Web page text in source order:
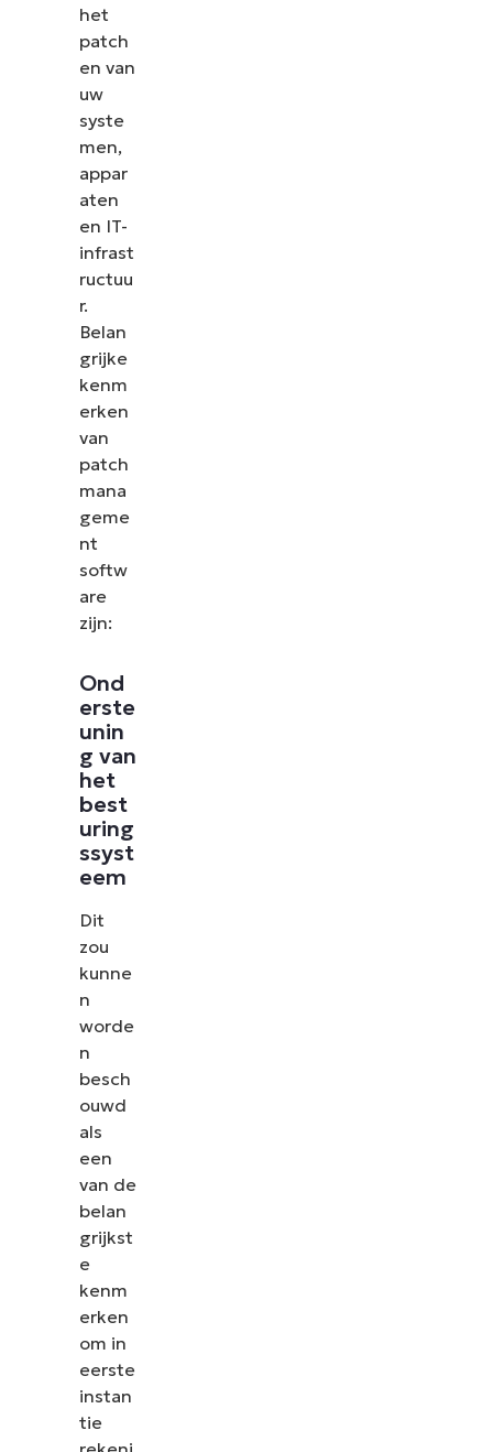
het
patch
en van
uw
syste
men,
appar
aten
en IT-
infrast
ructuu
r.
Belan
grijke
kenm
erken
van
patch
mana
geme
nt
softw
are
zijn:
Ond
erste
unin
g van
het
best
uring
ssyst
eem
Dit
zou
kunne
n
worde
n
besch
ouwd
als
een
van de
belan
grijkst
e
kenm
erken
om in
eerste
instan
tie